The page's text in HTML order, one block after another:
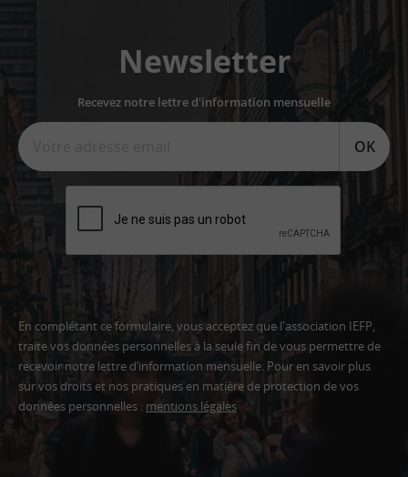
Newsletter
Recevez notre lettre d'information mensuelle
OK
En complétant ce formulaire, vous acceptez que l'association IEFP,
traite vos données personnelles à la seule fin de vous permettre de
recevoir notre lettre d’information mensuelle. Pour en savoir plus
sur vos droits et nos pratiques en matière de protection de vos
données personnelles : mentions légales